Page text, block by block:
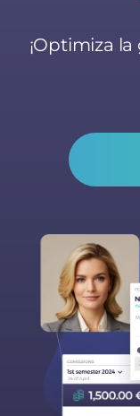
¡Optimiza